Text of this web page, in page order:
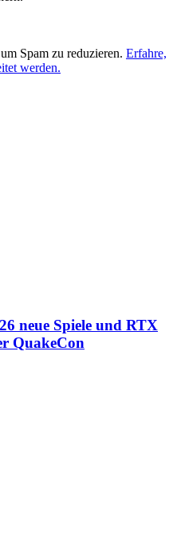
Spam zu reduzieren. Erfahre,
werden.
neue Spiele und RTX
QuakeCon